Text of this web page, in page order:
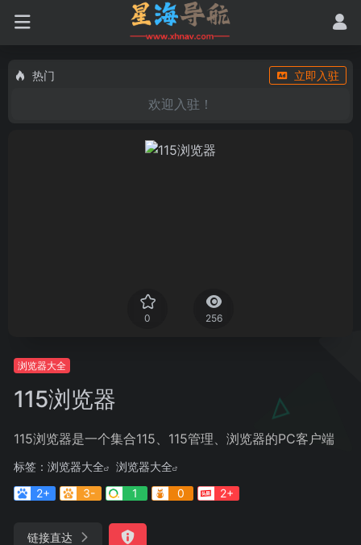
热门 立即入驻
欢迎入驻！
0 256
浏览器大全
115浏览器
115浏览器是一个集合115、115管理、浏览器的PC客户端
标签： 浏览器大全
浏览器大全
2+
3- 1 0 2+
链接直达